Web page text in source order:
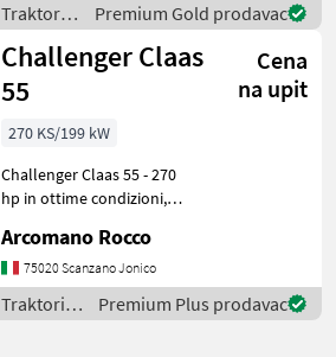
Traktori /
Challenger
Premium Gold prodavac
Challenger Claas
55
Cena
na upit
270 KS/199 kW
Challenger Claas 55 - 270
hp in ottime condizioni,
11.000 ore di lavoro,
motore Caterpillar, cambio
New Holland con circa 2.500
ore di lavoro
Arcomano Rocco
75020 Scanzano Jonico
Traktori /
Challenger
Premium Plus prodavac